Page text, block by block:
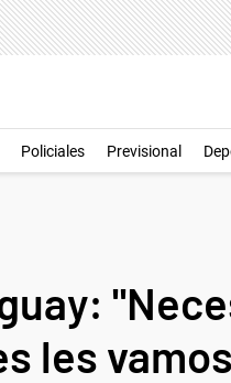
Policiales Previsional
les